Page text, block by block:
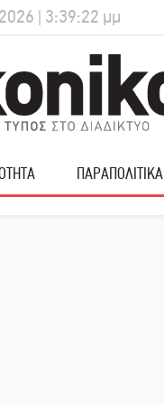
| 3:39:23 μμ
ΠΑΡΑΠΟΛΙΤΙΚΑ